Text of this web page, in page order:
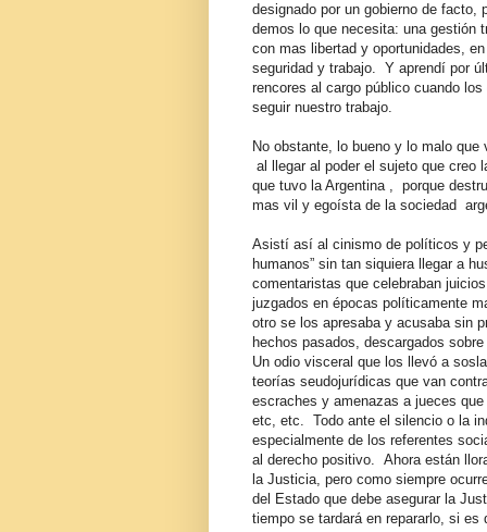
designado por un gobierno de facto,
demos lo que necesita: una gestión
con mas libertad y oportunidades,
seguridad y trabajo. Y aprendí por
rencores al cargo público cuando
seguir nuestro trabajo.
No obstante, lo bueno y lo malo
al llegar al poder el sujeto que creo
que tuvo la Argentina , porque
mas vil y egoísta de la sociedad
Asistí así al cinismo de políticos y
humanos” sin tan siquiera llegar a
comentaristas que celebraban
juzgados en épocas políticamente
otro se los apresaba y acusaba sin
hechos pasados, descargados
Un odio visceral que los llevó a
teorías seudojurídicas que van
escraches y amenazas a jueces
etc, etc. Todo ante el silencio o la
especialmente de los referentes
al derecho positivo. Ahora están
la Justicia, pero como siempre
del Estado que debe asegurar la
tiempo se tardará en repararlo, si es